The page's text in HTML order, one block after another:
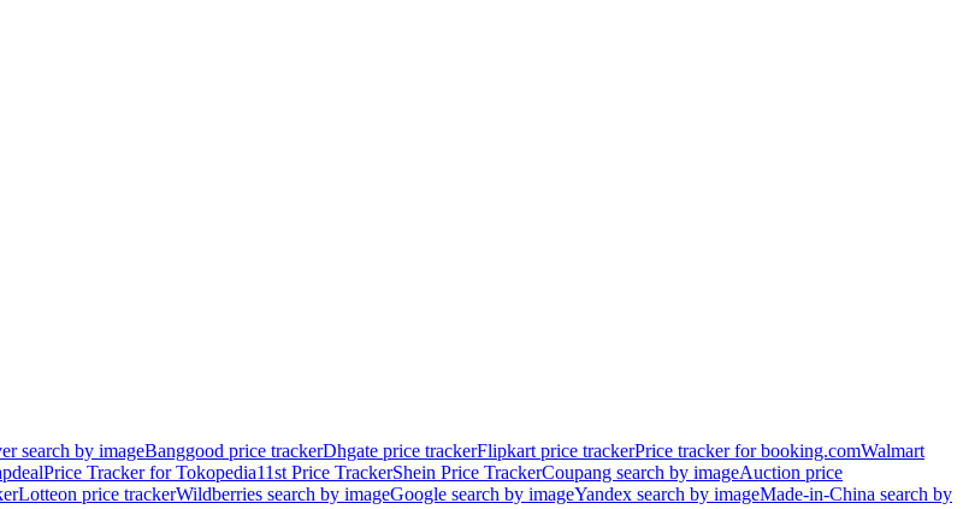
search by imageBanggood price trackerDhgate price trackerFlipkart price trackerPrice tracker for booking.comWalmart
Price Tracker for Tokopedia11st Price TrackerShein Price TrackerCoupang search by imageAuction price
Lotteon price trackerWildberries search by imageGoogle search by imageYandex search by imageMade-in-China search by